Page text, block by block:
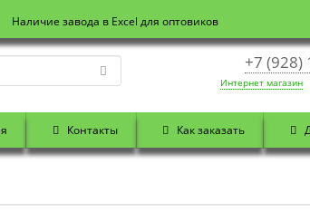
Наличие завода в Excel для оптовиков
+7 (928)
Интернет магазин
Контакты Как заказать